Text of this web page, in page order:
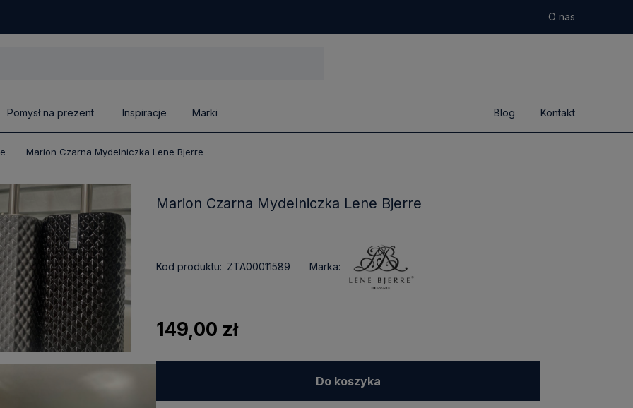
O nas
Pomysł na prezent Inspiracje Marki Blog Kontakt
Marion Czarna Mydelniczka Lene Bjerre
Marion Czarna Mydelniczka Lene Bjerre
Kod produktu: ZTA00011589 Marka:
149,00 zł
Do koszyka